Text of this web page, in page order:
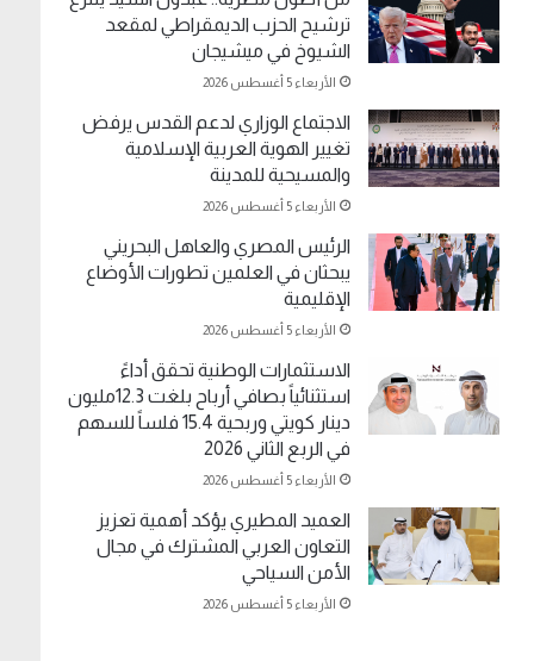
ترشيح الحزب الديمقراطي لمقعد
الشيوخ في ميشيجان
الأربعاء 5 أغسطس 2026
الاجتماع الوزاري لدعم القدس يرفض
تغيير الهوية العربية الإسلامية
والمسيحية للمدينة
الأربعاء 5 أغسطس 2026
الرئيس المصري والعاهل البحريني
يبحثان في العلمين تطورات الأوضاع
الإقليمية
الأربعاء 5 أغسطس 2026
الاستثمارات الوطنية تحقق أداءً
استثنائياً بصافي أرباح بلغت 12.3مليون
دينار كويتي وربحية 15.4 فلساً للسهم
في الربع الثاني 2026
الأربعاء 5 أغسطس 2026
العميد المطيري يؤكد أهمية تعزيز
التعاون العربي المشترك في مجال
الأمن السياحي
الأربعاء 5 أغسطس 2026